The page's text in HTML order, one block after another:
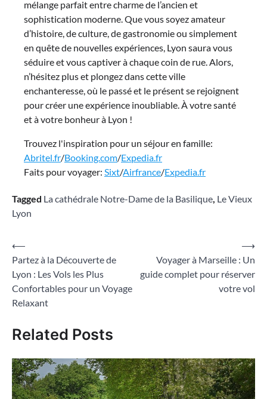
mélange parfait entre charme de l’ancien et
sophistication moderne. Que vous soyez amateur
d’histoire, de culture, de gastronomie ou simplement
en quête de nouvelles expériences, Lyon saura vous
séduire et vous captiver à chaque coin de rue. Alors,
n’hésitez plus et plongez dans cette ville
enchanteresse, où le passé et le présent se rejoignent
pour créer une expérience inoubliable. À votre santé
et à votre bonheur à Lyon !
Trouvez l'inspiration pour un séjour en famille:
Abritel.fr/Booking.com/Expedia.fr
Faits pour voyager: Sixt/Airfrance/Expedia.fr
Tagged La cathédrale Notre-Dame de la Basilique, Le Vieux
Lyon
Navigation
de
l’article
⟵
Partez à la Découverte de
Lyon : Les Vols les Plus
Confortables pour un Voyage
Relaxant
Voyager à Marseille : Un
guide complet pour réserver
votre vol
⟶
Related Posts